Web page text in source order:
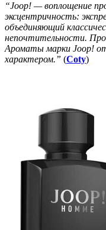
“Joop! — воплощение
эксцентричность:
объединяющий
непочтительности.
Ароматы марки Joop!
характером.” (Coty)